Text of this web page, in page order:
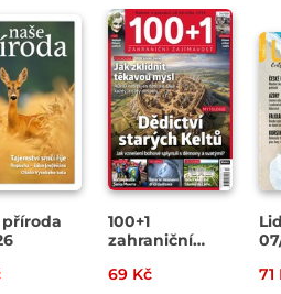
příroda
100+1
zahraniční
13/2026
69 Kč
71